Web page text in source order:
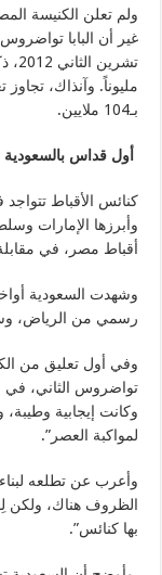
ولم تعلن الكنيسة
بـ104 ملايين.
أول قداس بالسعودية
كنائس الأقباط تتواجد
وأبرزها الإمارات
أقباط مصر، في مقابلة تلفزيونية،
رسمي من الرياض،
وفي أول تعليق من
تواضروس الثاني، في
وكانت إيجابية
لمواكبة العصر”.
وأعرب عن تطلعه
الظروف هناك، ولكن
بها كنائس”.